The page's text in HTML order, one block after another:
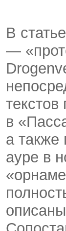
В
—
в
а также
ауре в